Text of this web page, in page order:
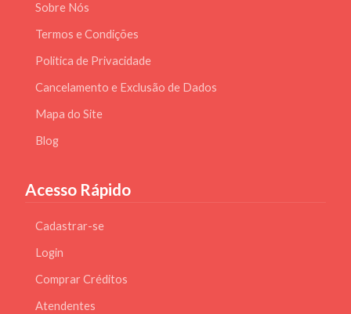
Sobre Nós
Termos e Condições
Politica de Privacidade
Cancelamento e Exclusão de Dados
Mapa do Site
Blog
Acesso Rápido
Cadastrar-se
Login
Comprar Créditos
Atendentes